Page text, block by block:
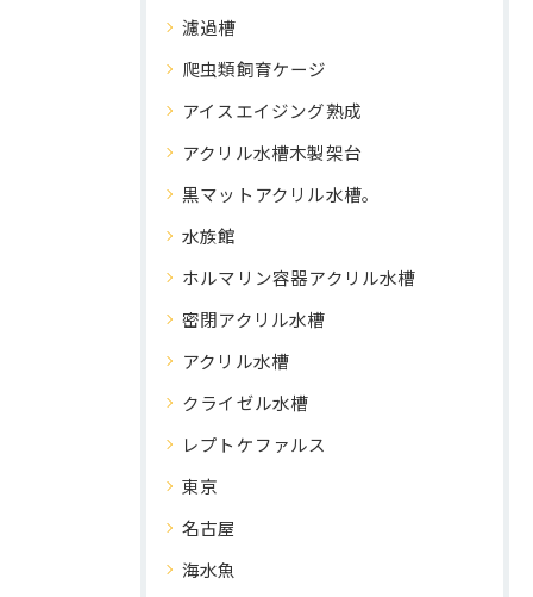
濾過槽
爬虫類飼育ケージ
アイスエイジング熟成
アクリル水槽木製架台
黒マットアクリル水槽。
水族館
ホルマリン容器アクリル水槽
密閉アクリル水槽
アクリル水槽
クライゼル水槽
レプトケファルス
東京
名古屋
海水魚